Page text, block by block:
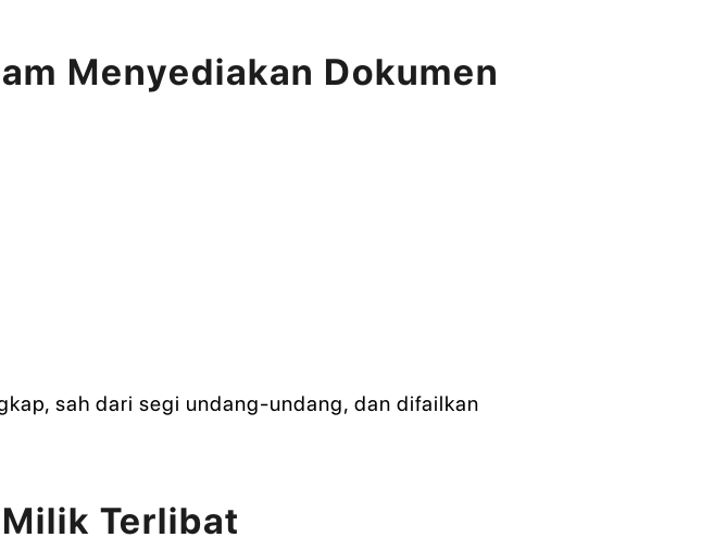
Menyediakan Dokumen
sah dari segi undang-undang, dan difailkan
Terlibat